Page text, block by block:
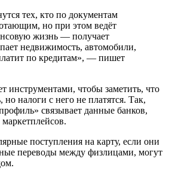
тех, кто по документам
но при этом ведёт
жизнь — получает
недвижимость, автомобили,
по кредитам», — пишет
инструментами, чтобы заметить, что
но налоги с него не платятся. Так,
связывает данные банков,
поступления на карту, если они
переводы между физлицами, могут